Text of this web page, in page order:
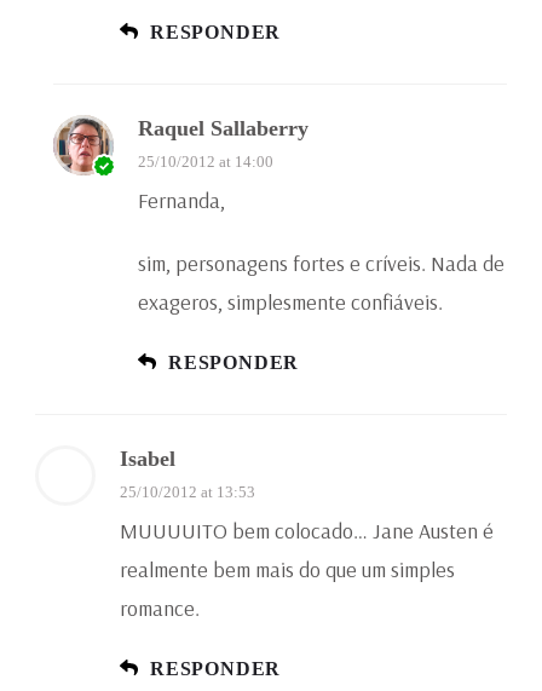
RESPONDER
Raquel Sallaberry
25/10/2012 at 14:00
Fernanda,
sim, personagens fortes e críveis. Nada de
exageros, simplesmente confiáveis.
RESPONDER
Isabel
25/10/2012 at 13:53
MUUUUITO bem colocado… Jane Austen é
realmente bem mais do que um simples
romance.
RESPONDER